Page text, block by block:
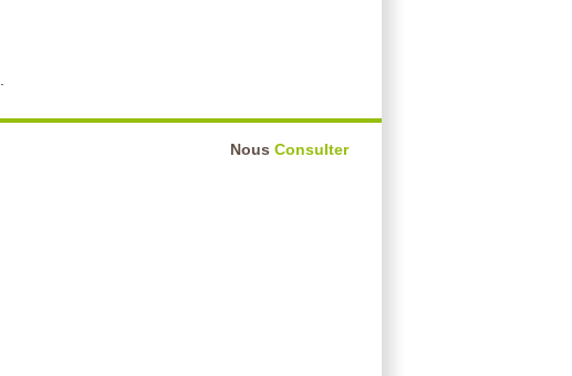
Nous Consulter